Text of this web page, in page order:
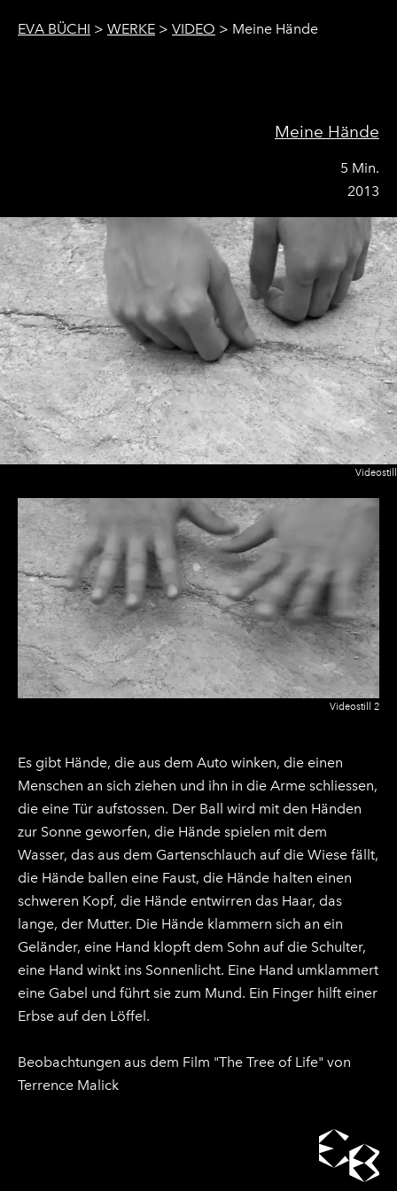
EVA BÜCHI > WERKE > VIDEO > Meine Hände
Meine Hände
5 Min.
2013
Videostill
Videostill 2
Es gibt Hände, die aus dem Auto winken, die einen
Menschen an sich ziehen und ihn in die Arme schliessen,
die eine Tür aufstossen. Der Ball wird mit den Händen
zur Sonne geworfen, die Hände spielen mit dem
Wasser, das aus dem Gartenschlauch auf die Wiese fällt,
die Hände ballen eine Faust, die Hände halten einen
schweren Kopf, die Hände entwirren das Haar, das
lange, der Mutter. Die Hände klammern sich an ein
Geländer, eine Hand klopft dem Sohn auf die Schulter,
eine Hand winkt ins Sonnenlicht. Eine Hand umklammert
eine Gabel und führt sie zum Mund. Ein Finger hilft einer
Erbse auf den Löffel.
Beobachtungen aus dem Film "The Tree of Life" von
Terrence Malick